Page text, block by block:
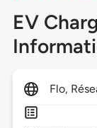
EV
Flo,